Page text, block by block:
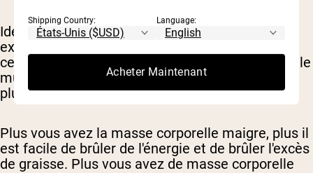
Idéalement, vous incluriez également des
exercices d'entraînement en force réguliers car
cela peut non seulement vous aider à maintenir le
muscle que vous avez, mais aussi à construire
plus.
Plus vous avez la masse corporelle maigre, plus il
est facile de brûler de l'énergie et de brûler l'excès
de graisse. Plus vous avez de masse corporelle
Shipping Country: Language:
Acheter Maintenant